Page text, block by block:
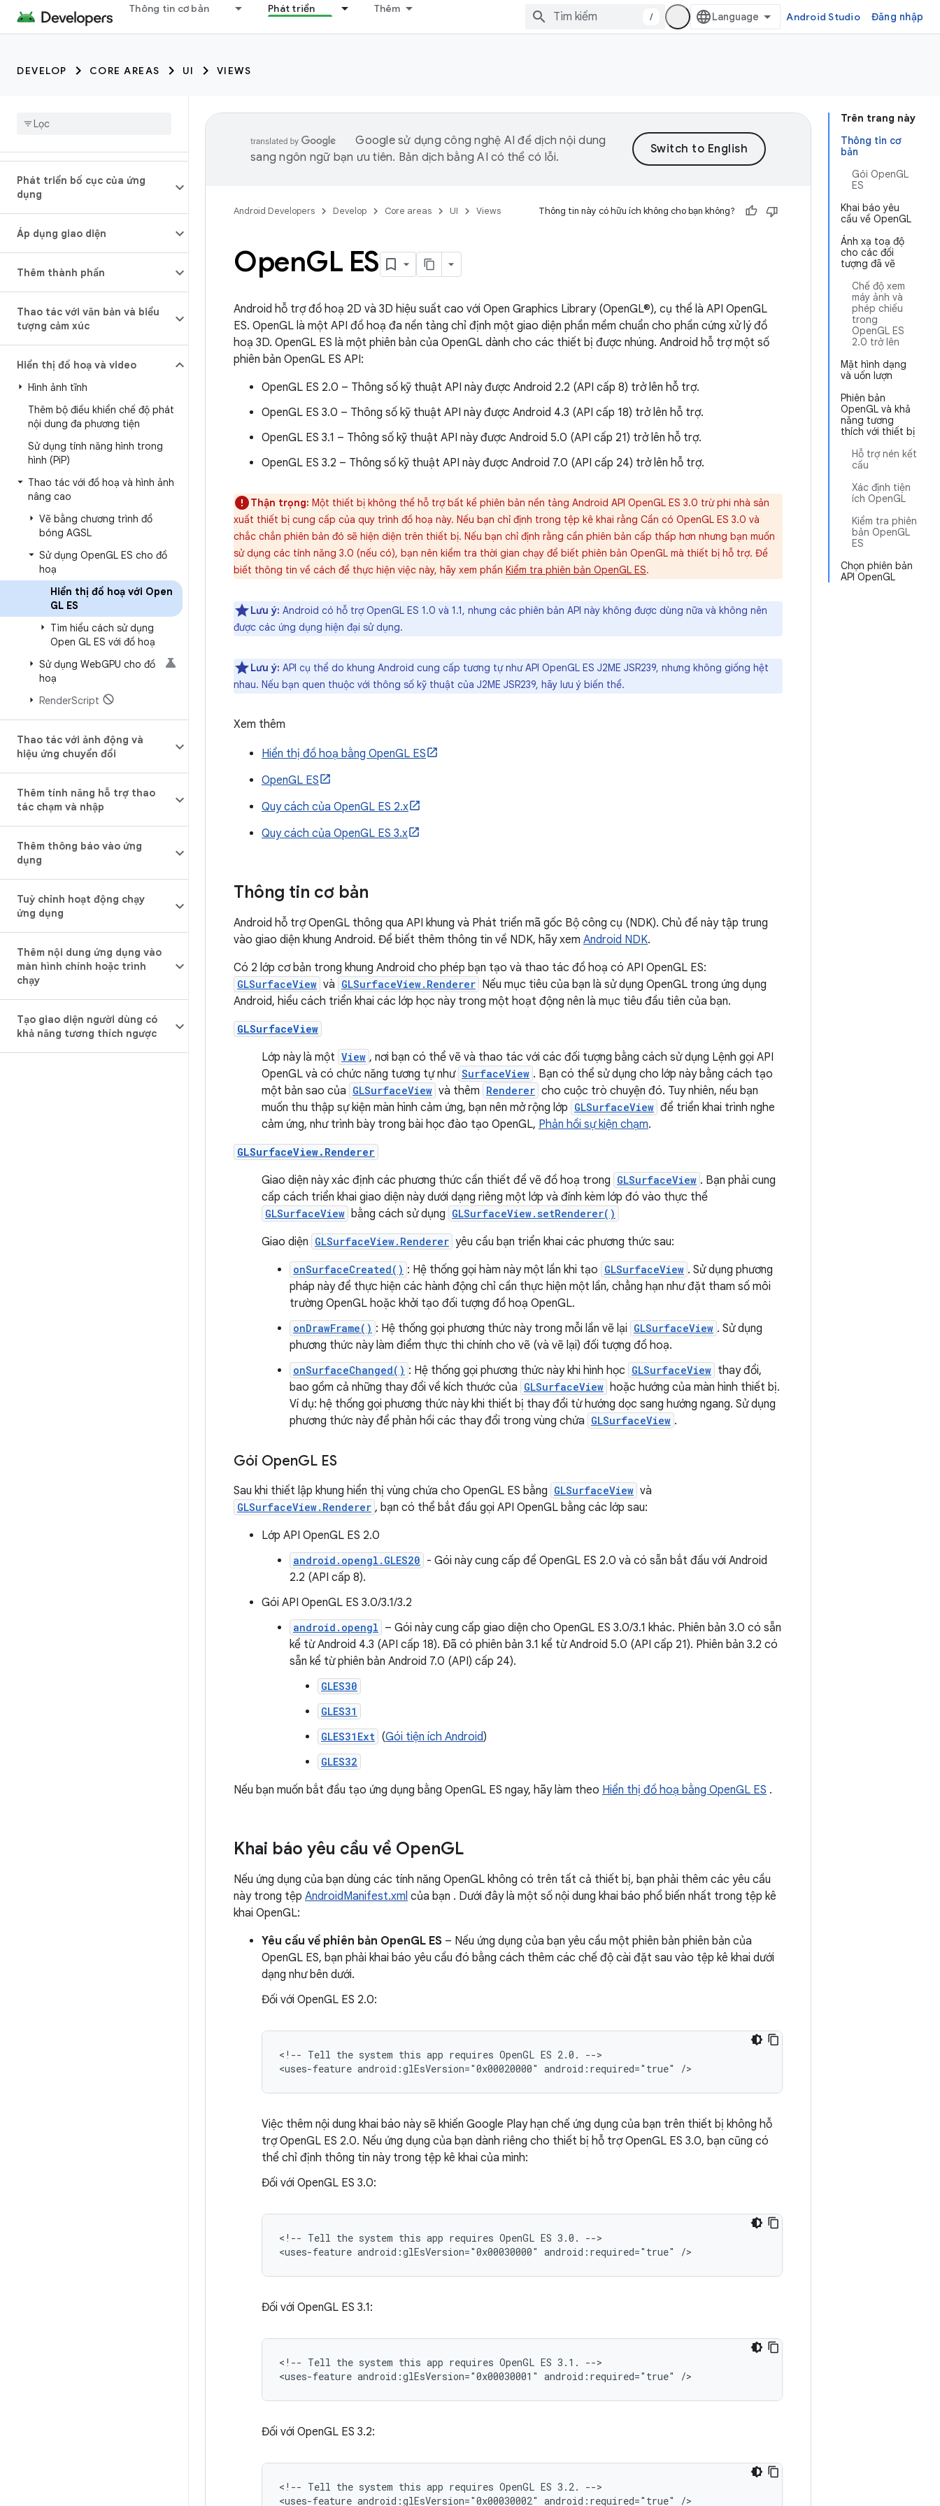
Thông tin cơ bản Phát triển Thêm
/ Android Studio Đăng nhập
DEVELOP CORE AREAS UI VIEWS
Phát triển bố cục của ứng
dụng
Áp dụng giao diện
Thêm thành phần
Thao tác với văn bản và biểu
tượng cảm xúc
Hiển thị đồ hoạ và video
Hình ảnh tĩnh
Thêm bộ điều khiển chế độ phát
nội dung đa phương tiện
Sử dụng tính năng hình trong
hình (PiP)
Thao tác với đồ hoạ và hình ảnh
nâng cao
Vẽ bằng chương trình đổ
bóng AGSL
Sử dụng OpenGL ES cho đồ
hoạ
Hiển thị đồ hoạ với Open
GL ES
Tìm hiểu cách sử dụng
Open GL ES với đồ hoạ
Sử dụng WebGPU cho đồ
hoạ
RenderScript
Thao tác với ảnh động và
hiệu ứng chuyển đổi
Thêm tính năng hỗ trợ thao
tác chạm và nhập
Thêm thông báo vào ứng
dụng
Tuỳ chỉnh hoạt động chạy
ứng dụng
Thêm nội dung ứng dụng vào
màn hình chính hoặc trình
chạy
Tạo giao diện người dùng có
khả năng tương thích ngược
Trên trang này
Thông tin cơ
bản
Gói OpenGL
ES
Khai báo yêu
cầu về OpenGL
Ánh xạ toạ độ
cho các đối
tượng đã vẽ
Chế độ xem
máy ảnh và
phép chiếu
trong
OpenGL ES
2.0 trở lên
Mặt hình dạng
và uốn lượn
Phiên bản
OpenGL và khả
năng tương
thích với thiết bị
Hỗ trợ nén kết
cấu
Xác định tiện
ích OpenGL
Kiểm tra phiên
bản OpenGL
ES
Chọn phiên bản
API OpenGL
Google sử dụng công nghệ AI để dịch nội dung
sang ngôn ngữ bạn ưu tiên. Bản dịch bằng AI có thể có lỗi.
Android Developers Develop Core areas UI Views Thông tin này có hữu ích không cho bạn không?
OpenGL ES
Android hỗ trợ đồ hoạ 2D và 3D hiệu suất cao với Open Graphics Library (OpenGL®), cụ thể là API OpenGL
ES. OpenGL là một API đồ hoạ đa nền tảng chỉ định một giao diện phần mềm chuẩn cho phần cứng xử lý đồ
hoạ 3D. OpenGL ES là một phiên bản của OpenGL dành cho các thiết bị được nhúng. Android hỗ trợ một số
phiên bản OpenGL ES API:
OpenGL ES 2.0 – Thông số kỹ thuật API này được Android 2.2 (API cấp 8) trở lên hỗ trợ.
OpenGL ES 3.0 – Thông số kỹ thuật API này được Android 4.3 (API cấp 18) trở lên hỗ trợ.
OpenGL ES 3.1 – Thông số kỹ thuật API này được Android 5.0 (API cấp 21) trở lên hỗ trợ.
OpenGL ES 3.2 – Thông số kỹ thuật API này được Android 7.0 (API cấp 24) trở lên hỗ trợ.
Thận trọng: Một thiết bị không thể hỗ trợ bất kể phiên bản nền tảng Android API OpenGL ES 3.0 trừ phi nhà sản
xuất thiết bị cung cấp của quy trình đồ hoạ này. Nếu bạn chỉ định trong tệp kê khai rằng Cần có OpenGL ES 3.0 và
chắc chắn phiên bản đó sẽ hiện diện trên thiết bị. Nếu bạn chỉ định rằng cần phiên bản cấp thấp hơn nhưng bạn muốn
sử dụng các tính năng 3.0 (nếu có), bạn nên kiểm tra thời gian chạy để biết phiên bản OpenGL mà thiết bị hỗ trợ. Để
biết thông tin về cách để thực hiện việc này, hãy xem phần Kiểm tra phiên bản OpenGL ES.
Lưu ý: Android có hỗ trợ OpenGL ES 1.0 và 1.1, nhưng các phiên bản API này không được dùng nữa và không nên
được các ứng dụng hiện đại sử dụng.
Lưu ý: API cụ thể do khung Android cung cấp tương tự như API OpenGL ES J2ME JSR239, nhưng không giống hệt
nhau. Nếu bạn quen thuộc với thông số kỹ thuật của J2ME JSR239, hãy lưu ý biến thể.
Xem thêm
Hiển thị đồ hoạ bằng OpenGL ES
OpenGL ES
Quy cách của OpenGL ES 2.x
Quy cách của OpenGL ES 3.x
Thông tin cơ bản
Android hỗ trợ OpenGL thông qua API khung và Phát triển mã gốc Bộ công cụ (NDK). Chủ đề này tập trung
vào giao diện khung Android. Để biết thêm thông tin về NDK, hãy xem Android NDK.
Có 2 lớp cơ bản trong khung Android cho phép bạn tạo và thao tác đồ hoạ có API OpenGL ES:
GLSurfaceView và GLSurfaceView.Renderer Nếu mục tiêu của bạn là sử dụng OpenGL trong ứng dụng
Android, hiểu cách triển khai các lớp học này trong một hoạt động nên là mục tiêu đầu tiên của bạn.
GLSurfaceView
Lớp này là một View , nơi bạn có thể vẽ và thao tác với các đối tượng bằng cách sử dụng Lệnh gọi API
OpenGL và có chức năng tương tự như SurfaceView . Bạn có thể sử dụng cho lớp này bằng cách tạo
một bản sao của GLSurfaceView và thêm Renderer cho cuộc trò chuyện đó. Tuy nhiên, nếu bạn
muốn thu thập sự kiện màn hình cảm ứng, bạn nên mở rộng lớp GLSurfaceView để triển khai trình nghe
cảm ứng, như trình bày trong bài học đào tạo OpenGL, Phản hồi sự kiện chạm.
GLSurfaceView.Renderer
Giao diện này xác định các phương thức cần thiết để vẽ đồ hoạ trong GLSurfaceView . Bạn phải cung
cấp cách triển khai giao diện này dưới dạng riêng một lớp và đính kèm lớp đó vào thực thể
GLSurfaceView bằng cách sử dụng GLSurfaceView.setRenderer()
Giao diện GLSurfaceView.Renderer yêu cầu bạn triển khai các phương thức sau:
onSurfaceCreated() : Hệ thống gọi hàm này một lần khi tạo GLSurfaceView . Sử dụng phương
pháp này để thực hiện các hành động chỉ cần thực hiện một lần, chẳng hạn như đặt tham số môi
trường OpenGL hoặc khởi tạo đối tượng đồ hoạ OpenGL.
onDrawFrame() : Hệ thống gọi phương thức này trong mỗi lần vẽ lại GLSurfaceView . Sử dụng
phương thức này làm điểm thực thi chính cho vẽ (và vẽ lại) đối tượng đồ hoạ.
onSurfaceChanged() : Hệ thống gọi phương thức này khi hình học GLSurfaceView thay đổi,
bao gồm cả những thay đổi về kích thước của GLSurfaceView hoặc hướng của màn hình thiết bị.
Ví dụ: hệ thống gọi phương thức này khi thiết bị thay đổi từ hướng dọc sang hướng ngang. Sử dụng
phương thức này để phản hồi các thay đổi trong vùng chứa GLSurfaceView .
Gói OpenGL ES
Sau khi thiết lập khung hiển thị vùng chứa cho OpenGL ES bằng GLSurfaceView và
GLSurfaceView.Renderer , bạn có thể bắt đầu gọi API OpenGL bằng các lớp sau:
Lớp API OpenGL ES 2.0
android.opengl.GLES20 - Gói này cung cấp để OpenGL ES 2.0 và có sẵn bắt đầu với Android
2.2 (API cấp 8).
Gói API OpenGL ES 3.0/3.1/3.2
android.opengl – Gói này cung cấp giao diện cho OpenGL ES 3.0/3.1 khác. Phiên bản 3.0 có sẵn
kể từ Android 4.3 (API cấp 18). Đã có phiên bản 3.1 kể từ Android 5.0 (API cấp 21). Phiên bản 3.2 có
sẵn kể từ phiên bản Android 7.0 (API) cấp 24).
GLES30
GLES31
GLES31Ext (Gói tiện ích Android)
GLES32
Nếu bạn muốn bắt đầu tạo ứng dụng bằng OpenGL ES ngay, hãy làm theo Hiển thị đồ hoạ bằng OpenGL ES .
Khai báo yêu cầu về OpenGL
Nếu ứng dụng của bạn dùng các tính năng OpenGL không có trên tất cả thiết bị, bạn phải thêm các yêu cầu
này trong tệp AndroidManifest.xml của bạn . Dưới đây là một số nội dung khai báo phổ biến nhất trong tệp kê
khai OpenGL:
Yêu cầu về phiên bản OpenGL ES – Nếu ứng dụng của bạn yêu cầu một phiên bản phiên bản của
OpenGL ES, bạn phải khai báo yêu cầu đó bằng cách thêm các chế độ cài đặt sau vào tệp kê khai dưới
dạng như bên dưới.
Đối với OpenGL ES 2.0:
<!-- Tell the system this app requires OpenGL ES 2.0.
-->
<uses-feature android:glEsVersion="0x00020000" android:required="true" />
Việc thêm nội dung khai báo này sẽ khiến Google Play hạn chế ứng dụng của bạn trên thiết bị không hỗ
trợ OpenGL ES 2.0. Nếu ứng dụng của bạn dành riêng cho thiết bị hỗ trợ OpenGL ES 3.0, bạn cũng có
thể chỉ định thông tin này trong tệp kê khai của mình:
Đối với OpenGL ES 3.0:
<!-- Tell the system this app requires OpenGL ES 3.0.
-->
<uses-feature android:glEsVersion="0x00030000" android:required="true" />
Đối với OpenGL ES 3.1:
<!-- Tell the system this app requires OpenGL ES 3.1.
-->
<uses-feature android:glEsVersion="0x00030001" android:required="true" />
Đối với OpenGL ES 3.2:
<!-- Tell the system this app requires OpenGL ES 3.2.
-->
<uses-feature android:glEsVersion="0x00030002" android:required="true" />